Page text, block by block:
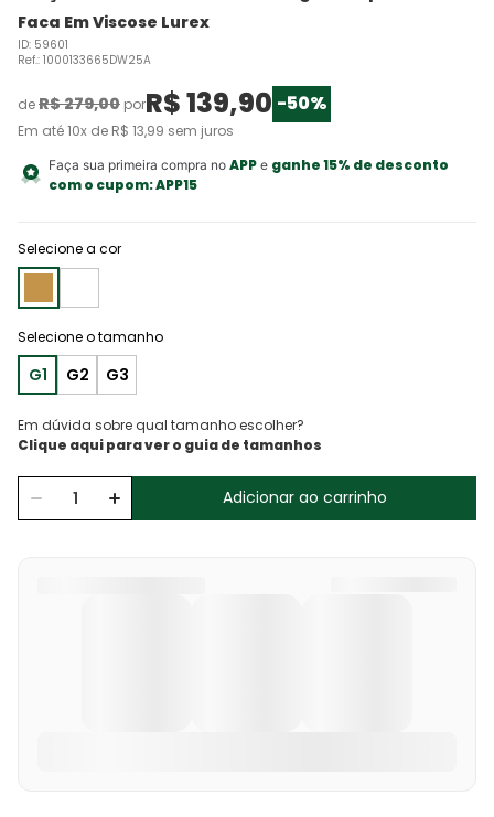
Faca Em Viscose Lurex
ID: 59601
Ref.: 1000133665DW25A
deR$279,00 porR$139,90 -50%
Em até10x de R$ 13,99 sem juros
Faça sua primeira compra no APPe ganhe 15% de desconto
com o cupom:APP15
Selecione a cor
G1 G2 G3
Em dúvida sobre qual tamanho escolher?
Adicionar ao carrinho